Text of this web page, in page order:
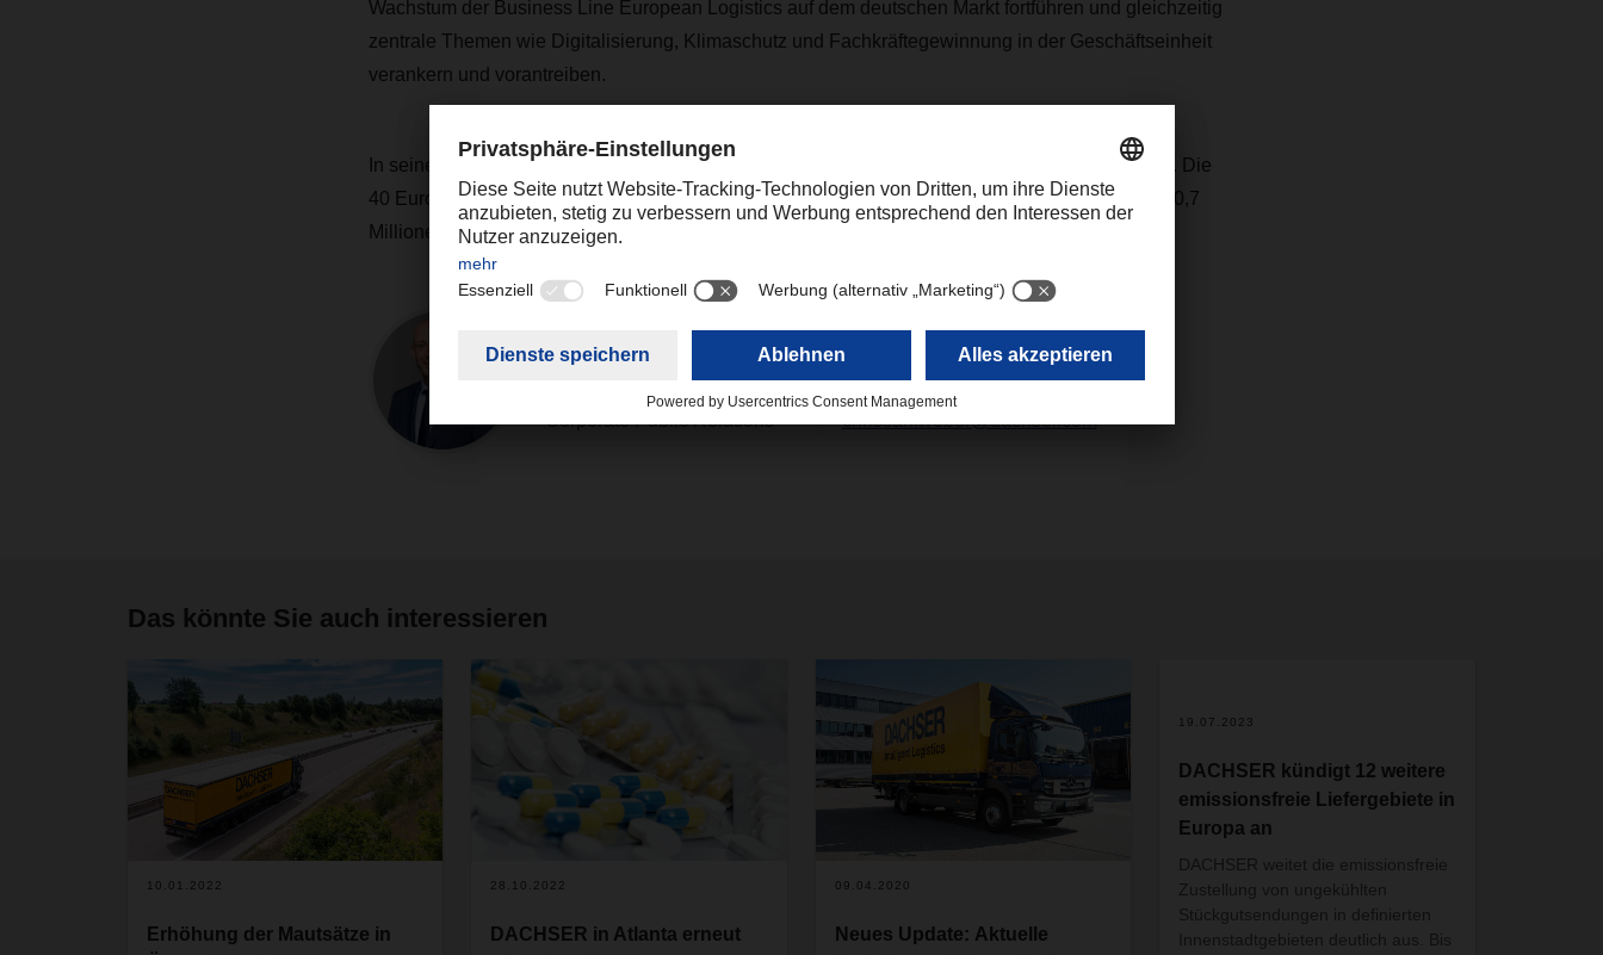
Wachstum der Business Line European Logistics auf dem deutschen Markt fortführen und gleichzeitig
zentrale Themen wie Digitalisierung, Klimaschutz und Fachkräftegewinnung in der Geschäftseinheit
verankern und vorantreiben.
In seiner neuen Position berichtet Andreas Fritsch an den COO Road Logistics, Alexander Tonn. Die
40 European Logistics-Niederlassungen von DACHSER in Deutschland bewegten 2021 rund 30,7
Millionen Sendungen mit einem Gewicht von 15,0 Millionen Tonnen.
Kontakt
Christian Weber
Corporate Public Relations
+49 831 5916-1425
christian.weber@dachser.com
Das könnte Sie auch interessieren
10.01.2022
Erhöhung der Mautsätze in
28.10.2022
DACHSER in Atlanta erneut
09.04.2020
Neues Update: Aktuelle
19.07.2023
DACHSER kündigt 12 weitere
emissionsfreie Liefergebiete in
Europa an
DACHSER weitet die emissionsfreie
Zustellung von ungekühlten
Stückgutsendungen in definierten
Innenstadtgebieten deutlich aus. Bis